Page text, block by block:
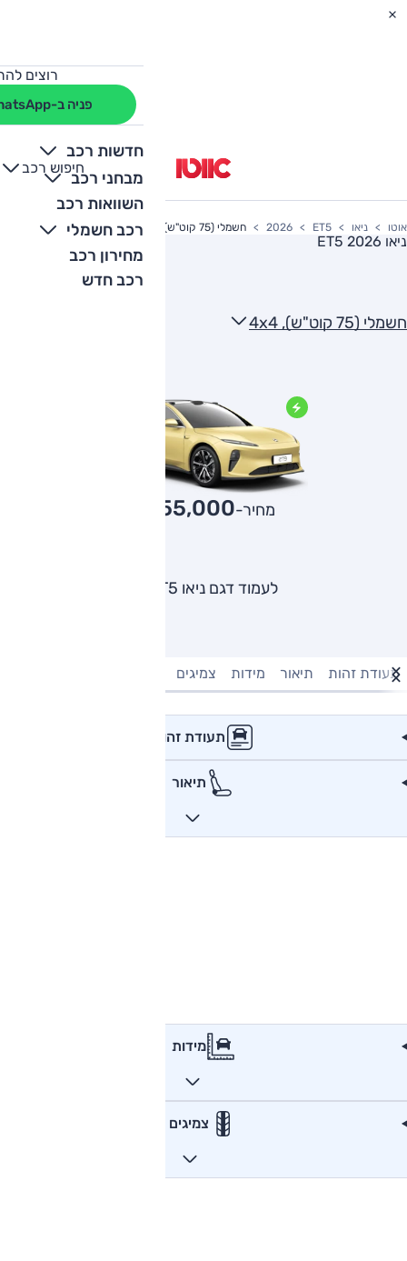
רוצים
פניה ב-WhatsApp
חדשות רכב
מבחני רכב
השוואות רכב
רכב חשמלי
מחירון רכב
רכב חדש
חיפוש רכב
+
-
אוטו ניאו ET5
2026 חשמלי (75 קוט"ש), 4x4
ניאו ET5 2026
חשמלי (75 קוט"ש), 4x4
מחיר-₪255,000
לעמוד דגם ניאו ET5
תעודת זהות תיאור מידות צמיגים
תעודת זהות
תיאור
מידות
צמיגים